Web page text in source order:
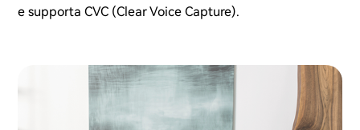
e supporta CVC (Clear Voice Capture).